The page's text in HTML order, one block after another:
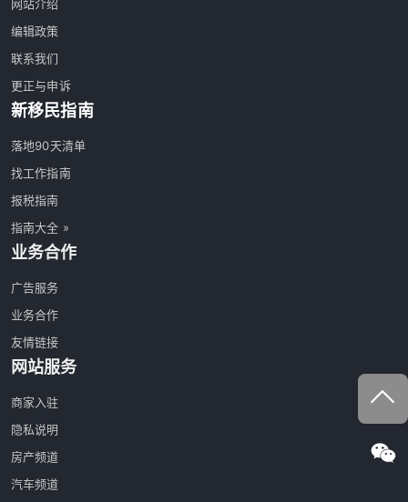
网站介绍
编辑政策
联系我们
更正与申诉
新移民指南
落地90天清单
找工作指南
报税指南
指南大全 »
业务合作
广告服务
业务合作
友情链接
网站服务
商家入驻
隐私说明
房产频道
汽车频道